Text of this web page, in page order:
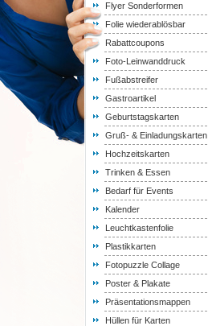
Flyer Sonderformen
Folie wiederablösbar
Rabattcoupons
Foto-Leinwanddruck
Fußabstreifer
Gastroartikel
Geburtstagskarten
Gruß- & Einladungskarten
Hochzeitskarten
Trinken & Essen
Bedarf für Events
Kalender
Leuchtkastenfolie
Plastikkarten
Fotopuzzle Collage
Poster & Plakate
Präsentationsmappen
Hüllen für Karten